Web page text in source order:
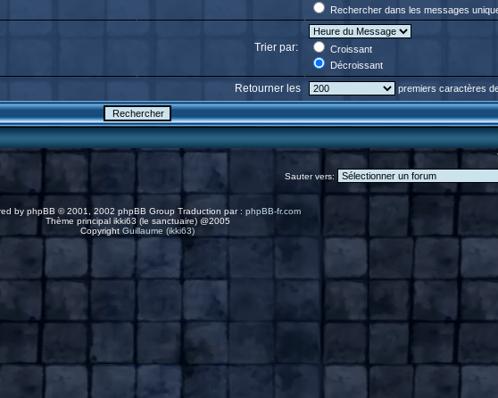
Rechercher dans les messages
Trier par:
Croissant
Décroissant
Retourner les premiers caractères
Sauter vers:
by phpBB © 2001, 2002 phpBB Group Traduction par : phpBB-fr.com
Thème principal ikki63 (le sanctuaire) @2005
Copyright Guillaume (ikki63)